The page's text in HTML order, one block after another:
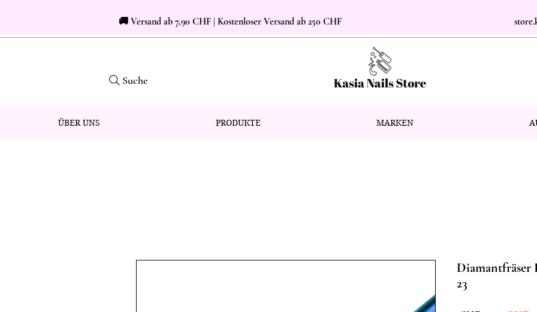
🚚 Versand ab 7,90 CHF | Kostenloser Versand ab 250 CHF
Suche
ÜBER UNS PRODUKTE MARKEN
Diamantfräser
23